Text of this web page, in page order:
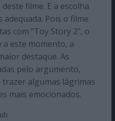
filme. E a escolha
Pois o filme
com “Toy Story 2”, o
a este momento, a
destaque. As
pelo argumento,
algumas lágrimas
mais emocionados.